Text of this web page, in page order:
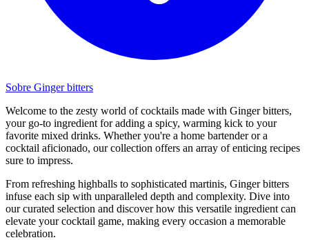
Sobre Ginger bitters
Welcome to the zesty world of cocktails made with Ginger bitters,
your go-to ingredient for adding a spicy, warming kick to your
favorite mixed drinks. Whether you're a home bartender or a
cocktail aficionado, our collection offers an array of enticing recipes
sure to impress.
From refreshing highballs to sophisticated martinis, Ginger bitters
infuse each sip with unparalleled depth and complexity. Dive into
our curated selection and discover how this versatile ingredient can
elevate your cocktail game, making every occasion a memorable
celebration.